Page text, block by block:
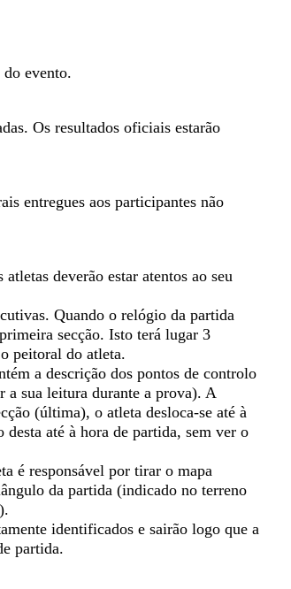
evento.
Os resultados oficiais estarão
entregues aos participantes não
deverão estar atentos ao seu
Quando o relógio da partida
secção. Isto terá lugar 3
peitoral do atleta.
a descrição dos pontos de controlo
a sua leitura durante a prova). A
(última), o atleta desloca-se até à
desta até à hora de partida, sem ver o
é responsável por tirar o mapa
da partida (indicado no terreno
identificados e sairão logo que a
partida.